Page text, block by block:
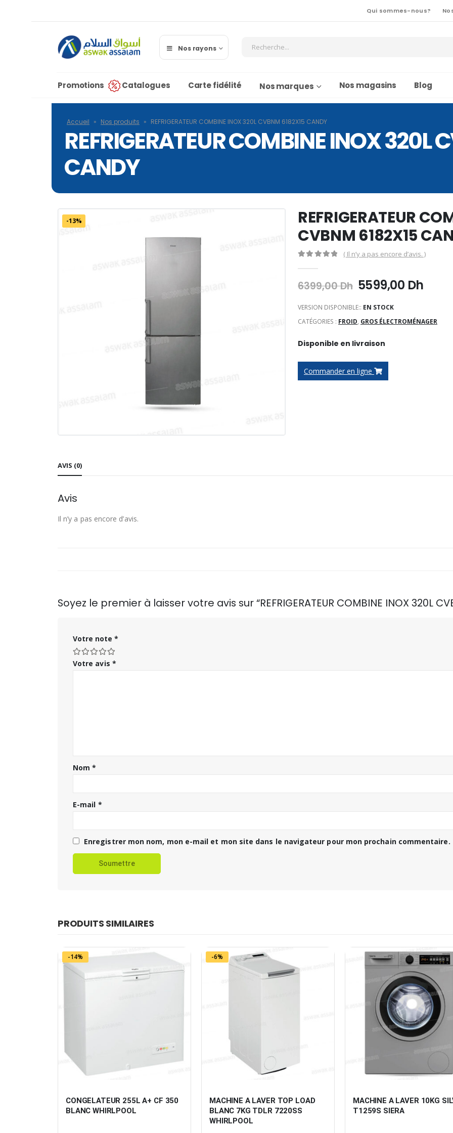
Qui sommes-nous?
Nos rayons
Promotions Catalogues Carte fidélité Nos marques Nos magasins Blog
Accueil » Nos produits » REFRIGERATEUR COMBINE INOX 320L CVBNM 6182X15 CANDY
REFRIGERATEUR COMBINE INOX 320L
CANDY
-13%
REFRIGERATEUR
CVBNM 6182X15
( Il n’y a pas encore d’avis. )
6399,00Dh Le
initial
était :
5599,00 DhLe
est :
VERSION DISPONIBLE:: EN STOCK
CATÉGORIES : FROID, GROS ÉLECTROMÉNAGER
Disponible en livraison
Commander en ligne
AVIS (0)
Avis
Il n’y a pas encore d’avis.
Soyez le premier à laisser votre avis sur “REFRIGERATEUR COMBINE INOX 320L
Votre note *
Votre avis *
Nom*
E-mail *
Enregistrer mon nom, mon e-mail et mon site dans le navigateur pour mon prochain commentaire.
PRODUITS SIMILAIRES
-14%
CONGELATEUR 255L A+ CF 350
BLANC WHIRLPOOL
-6%
MACHINE A LAVER TOP LOAD
BLANC 7KG TDLR 7220SS
WHIRLPOOL
MACHINE A LAVER 10KG
T1259S SIERA